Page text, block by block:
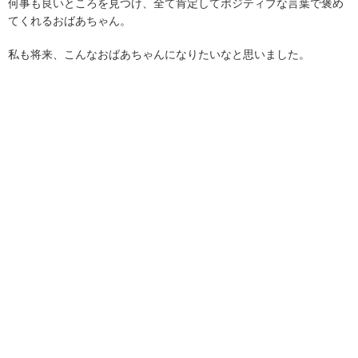
何事も良いところを見つけ、全て肯定してポジティブな言葉で褒め
てくれるおばあちゃん。
私も将来、こんなおばあちゃんになりたいなと思いました。